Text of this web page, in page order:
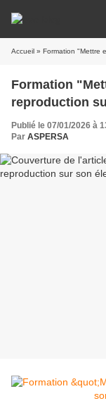
Accueil » Formation "Mettre
Formation
reproduction
Publié le 07/01/2026 à
Par ASPERSA